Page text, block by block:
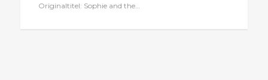
Originaltitel: Sophie and the…